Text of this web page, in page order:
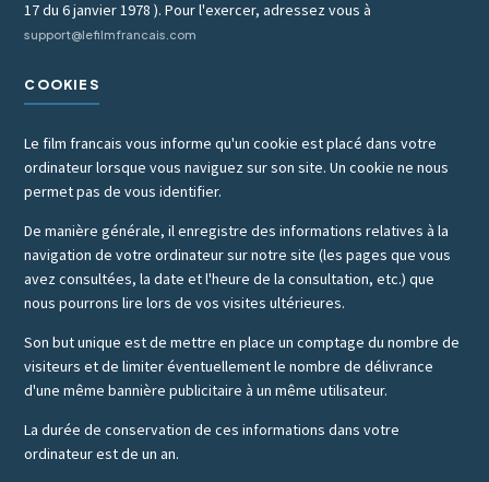
17 du 6 janvier 1978 ). Pour l'exercer, adressez vous à
support@lefilmfrancais.com
COOKIES
Le film francais vous informe qu'un cookie est placé dans votre
ordinateur lorsque vous naviguez sur son site. Un cookie ne nous
permet pas de vous identifier.
De manière générale, il enregistre des informations relatives à la
navigation de votre ordinateur sur notre site (les pages que vous
avez consultées, la date et l'heure de la consultation, etc.) que
nous pourrons lire lors de vos visites ultérieures.
Son but unique est de mettre en place un comptage du nombre de
visiteurs et de limiter éventuellement le nombre de délivrance
d'une même bannière publicitaire à un même utilisateur.
La durée de conservation de ces informations dans votre
ordinateur est de un an.